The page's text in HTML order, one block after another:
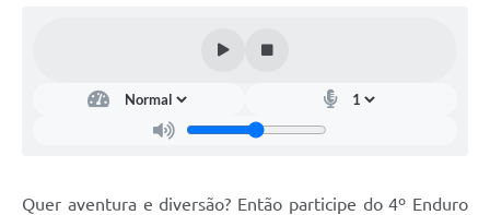
Arquivos para Download
Quer aventura e diversão? Então participe do 4º Enduro